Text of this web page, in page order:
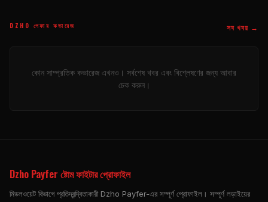
DZHO পেফার কভারেজ সব খবর →
কোন সাম্প্রতিক কভারেজ এখনও। সর্বশেষ খবর এবং বিশ্লেষণের জন্য আবার
চেক করুন।
Dzho Payfer ষ্টোম ফাইটার প্রোফাইল
মিডলওয়েট বিভাগে প্রতিদ্বন্দ্বিতাকারী Dzho Payfer-এর সম্পূর্ণ প্রোফাইল। সম্পূর্ণ লড়াইয়ের